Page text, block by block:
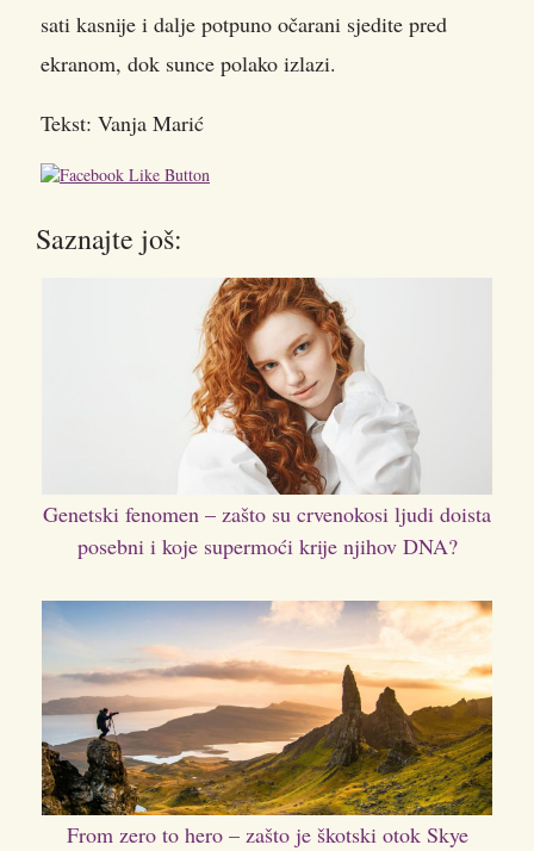
sati kasnije i dalje potpuno očarani sjedite pred
ekranom, dok sunce polako izlazi.
Tekst: Vanja Marić
Saznajte još:
Genetski fenomen – zašto su crvenokosi ljudi doista
posebni i koje supermoći krije njihov DNA?
From zero to hero – zašto je škotski otok Skye